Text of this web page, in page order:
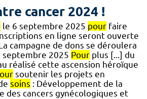
cancer 2024 !
le 6 septembre 2025 pour faire
en ligne seront ouverte
campagne de dons se déroulera
2025 Pour plus [...] du
réalisé cette ascension héroïque
soutenir les projets en
soins : Développement de la
des cancers gynécologiques et